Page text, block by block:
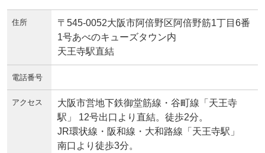
住所
〒545-0052大阪市阿倍野区阿倍野筋1丁目6番
1号あべのキューズタウン内
天王寺駅直結
電話番号
アクセス
大阪市営地下鉄御堂筋線・谷町線「天王寺
駅」 12号出口より直結。徒歩2分。
JR環状線・阪和線・大和路線「天王寺駅」
南口より徒歩3分。